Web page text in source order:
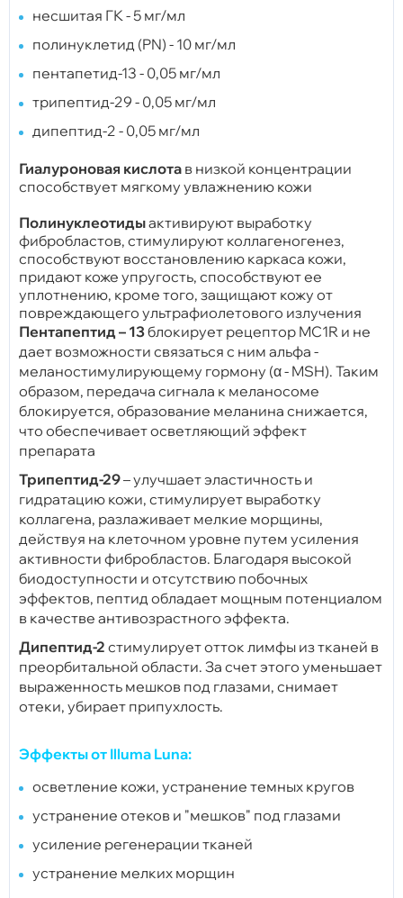
несшитая ГК - 5 мг/мл
полинуклетид (PN) - 10 мг/мл
пентапетид-13 - 0,05 мг/мл
трипептид-29 - 0,05 мг/мл
дипептид-2 - 0,05 мг/мл
Гиалуроновая кислота в низкой концентрации
способствует мягкому увлажнению кожи
Полинуклеотидыактивируют выработку
фибробластов, стимулируют коллагеногенез,
способствуют восстановлению каркаса кожи,
придают коже упругость, способствуют ее
уплотнению, кроме того, защищают кожу от
повреждающего ультрафиолетового излучения
Пентапептид – 13блокирует рецептор MC1R и не
дает возможности связаться с ним альфа -
меланостимулирующему гормону (α - MSH). Таким
образом, передача сигнала к меланосоме
блокируется, образование меланина снижается,
что обеспечивает осветляющий эффект
препарата
Трипептид-29– улучшает эластичность и
гидратацию кожи, стимулирует выработку
коллагена, разлаживает мелкие морщины,
действуя на клеточном уровне путем усиления
активности фибробластов. Благодаря высокой
биодоступности и отсутствию побочных
эффектов, пептид обладает мощным потенциалом
в качестве антивозрастного эффекта.
Дипептид-2 стимулирует отток лимфы из тканей в
преорбитальной области. За счет этого уменьшает
выраженность мешков под глазами, снимает
отеки, убирает припухлость.
Эффекты от Illuma Luna:
осветление кожи, устранение темных кругов
устранение отеков и "мешков" под глазами
усиление регенерации тканей
устранение мелких морщин